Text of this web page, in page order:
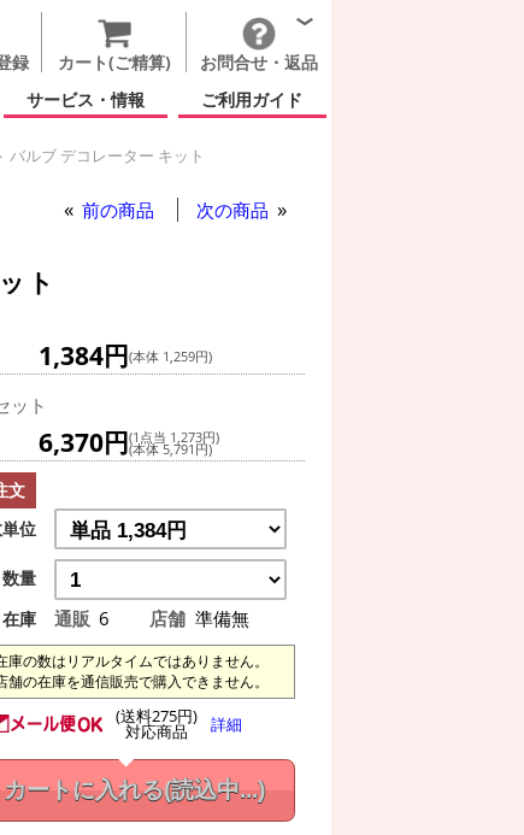
録 カート(ご精算)
お問合せ・返品
サービス・情報 ご利用ガイド
バルブ デコレーター キット
前の商品 次の商品
ト
1,384円(本体 1,259円)
ット
6,370円(1点当 1,273円)
(本体 5,791円)
文
位
数量
在庫
通販 6 店舗 準備無
庫の数はリアルタイムではありません。
舗の在庫を通信販売で購入できません。
(送料275円)
対応商品 詳細
カートに入れる(読込中...)